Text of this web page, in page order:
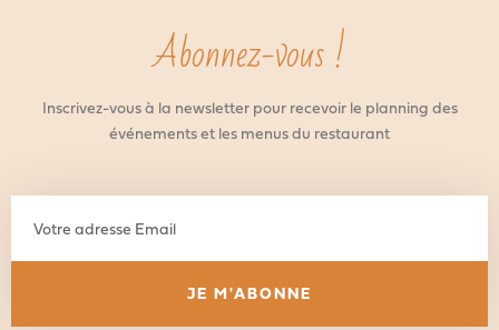
Abonnez-vous !
Inscrivez-vous à la newsletter pour recevoir le planning des
événements et les menus du restaurant
adresse
Email
JE M'ABONNE